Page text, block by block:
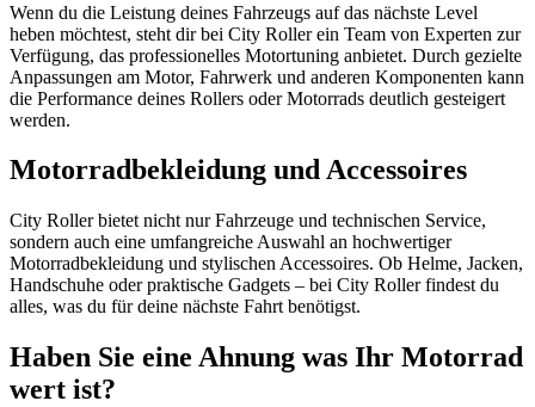
Wenn du die Leistung deines Fahrzeugs auf das nächste Level
heben möchtest, steht dir bei City Roller ein Team von Experten zur
Verfügung, das professionelles Motortuning anbietet. Durch gezielte
Anpassungen am Motor, Fahrwerk und anderen Komponenten kann
die Performance deines Rollers oder Motorrads deutlich gesteigert
werden.
Motorradbekleidung und Accessoires
City Roller bietet nicht nur Fahrzeuge und technischen Service,
sondern auch eine umfangreiche Auswahl an hochwertiger
Motorradbekleidung und stylischen Accessoires. Ob Helme, Jacken,
Handschuhe oder praktische Gadgets – bei City Roller findest du
alles, was du für deine nächste Fahrt benötigst.
Haben Sie eine Ahnung was Ihr Motorrad
wert ist?